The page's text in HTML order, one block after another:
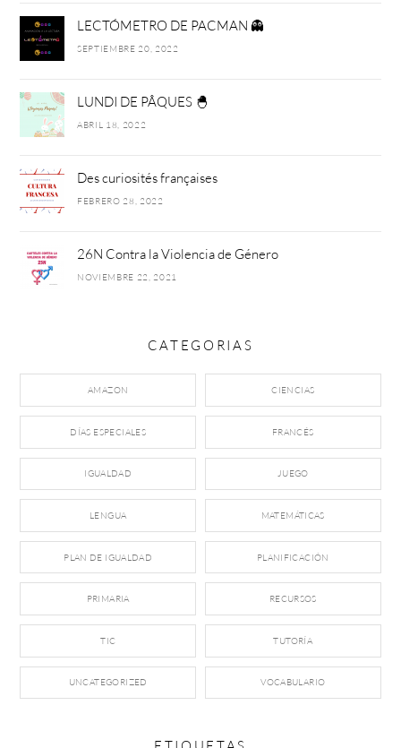
LECTÓMETRO DE PACMAN 👻
SEPTIEMBRE 20, 2022
LUNDI DE PÂQUES 🐣
ABRIL 18, 2022
Des curiosités françaises
FEBRERO 28, 2022
26N Contra la Violencia de Género
NOVIEMBRE 22, 2021
CATEGORIAS
AMAZON CIENCIAS
DÍAS ESPECIALES FRANCÉS
IGUALDAD JUEGO
LENGUA MATEMÁTICAS
PLAN DE IGUALDAD PLANIFICACIÓN
PRIMARIA RECURSOS
TIC TUTORÍA
UNCATEGORIZED VOCABULARIO